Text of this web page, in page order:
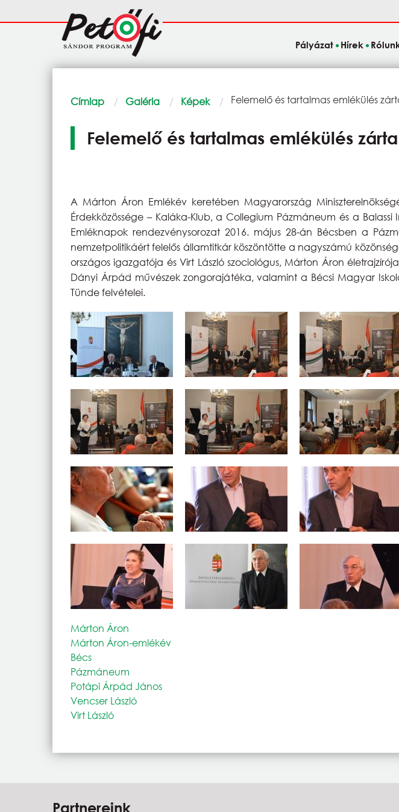
Fő
navigáció
Pályázat Hírek
Morzsa
Címlap Galéria Képek Current:
Felemelő és tartalmas emlékülés
Felemelő és tartalmas emlékülés
A Márton Áron Emlékév keretében Magyarország
Érdekközössége – Kaláka-Klub, a Collegium Pázmáneum és a
Emléknapok rendezvénysorozat 2016. május 28-án Bécsben a
nemzetpolitikáért felelős államtitkár köszöntötte a nagyszámú
országos igazgatója és Virt László szociológus, Márton Áron
Dányi Árpád művészek zongorajátéka, valamint a Bécsi Magyar
Tünde felvételei.
Márton Áron
Márton Áron-emlékév
Bécs
Pázmáneum
Potápi Árpád János
Vencser László
Virt László
Partnereink